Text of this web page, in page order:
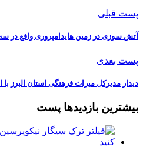
پست قبلی
آتش سوزی در زمین هایدامپروری واقع در
پست بعدی
دیدار مدیرکل میراث فرهنگی استان البرز
بیشترین بازدیدها پست